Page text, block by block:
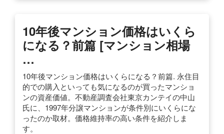
10年後マンション価格はいくら
になる？前篇 [マンション相場
…
10年後マンション価格はいくらになる？前篇. 永住目
的での購入といっても気になるのが買ったマンショ
ンの資産価値。不動産調査会社東京カンテイの中山
氏に、1997年分譲マンションが条件別にいくらにな
ったのか取材。価格維持率の高い条件を紹介しま
す。